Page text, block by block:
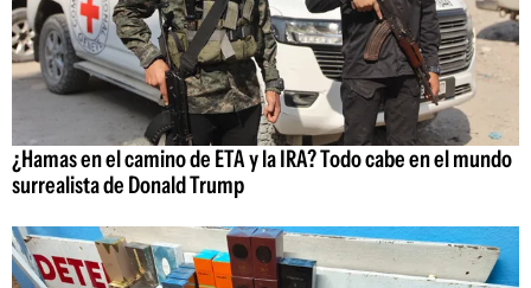
¿Hamas en el camino de ETA y la IRA? Todo cabe en el mundo
surrealista de Donald Trump